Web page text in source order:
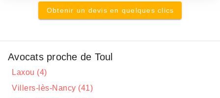
Obtenir un devis en quelques clics
Avocats proche de Toul
Laxou (4)
Villers-lès-Nancy (41)